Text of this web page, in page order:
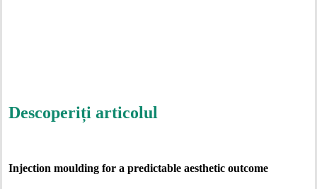
Descoperiți articolul
Injection moulding for a predictable aesthetic outcome